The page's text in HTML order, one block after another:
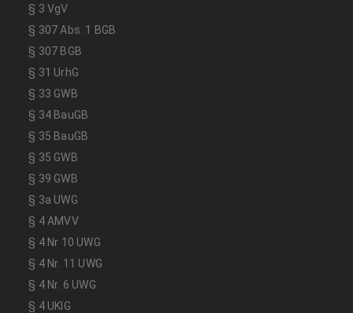
§ 3 VgV
§ 307 Abs. 1 BGB
§ 307 BGB
§ 31 UrhG
§ 33 GWB
§ 34 BauGB
§ 35 BauGB
§ 35 GWB
§ 39 GWB
§ 3a UWG
§ 4 AMVV
§ 4 Nr 10 UWG
§ 4 Nr. 11 UWG
§ 4 Nr. 6 UWG
§ 4 UKlG